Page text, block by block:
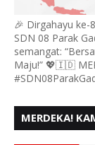
🎉 Dirgahayu ke-
SDN 08 Parak
semangat:
Maju!” 💖🇮🇩
MERDEKA!